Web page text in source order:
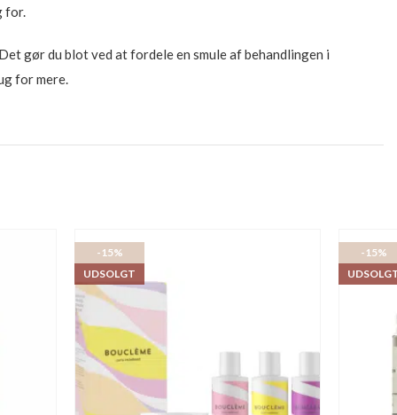
for.
gør du blot ved at fordele en smule af behandlingen i
for mere.
-15%
UDSOLGT
-15%